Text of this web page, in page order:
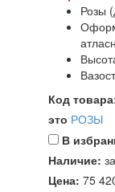
Розы
Код
это РОЗЫ
В
Наличие:
Цена: 75